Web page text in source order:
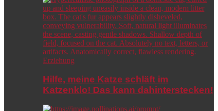
Erziehung
Hilfe, meine Katze schläft im
Katzenklo! Das kann dahinterstecken!